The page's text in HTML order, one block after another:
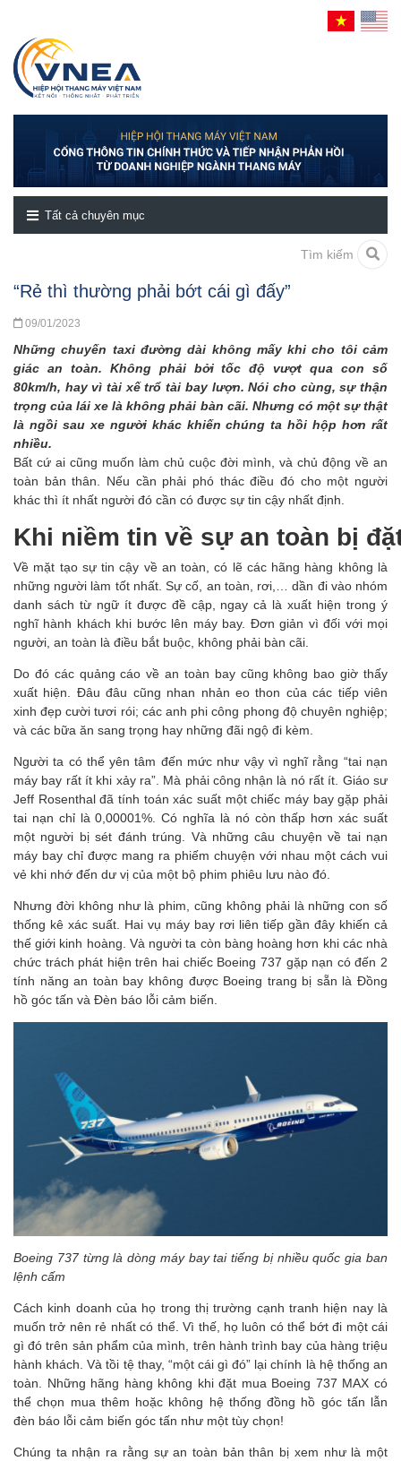
Tất cả chuyên mục
Tìm kiếm
“Rẻ thì thường phải bớt cái gì đấy”
09/01/2023
Những chuyến taxi đường dài không mấy khi cho tôi cảm
giác an toàn. Không phải bởi tốc độ vượt qua con số
80km/h, hay vì tài xế trổ tài bay lượn. Nói cho cùng, sự thận
trọng của lái xe là không phải bàn cãi. Nhưng có một sự thật
là ngồi sau xe người khác khiến chúng ta hồi hộp hơn rất
nhiều.
Bất cứ ai cũng muốn làm chủ cuộc đời mình, và chủ động về an
toàn bản thân. Nếu cần phải phó thác điều đó cho một người
khác thì ít nhất người đó cần có được sự tin cậy nhất định.
Khi niềm tin về sự an toàn bị
Về mặt tạo sự tin cậy về an toàn, có lẽ các hãng hàng không là
những người làm tốt nhất. Sự cố, an toàn, rơi,… dần đi vào nhóm
danh sách từ ngữ ít được đề cập, ngay cả là xuất hiện trong ý
nghĩ hành khách khi bước lên máy bay. Đơn giản vì đối với mọi
người, an toàn là điều bắt buộc, không phải bàn cãi.
Do đó các quảng cáo về an toàn bay cũng không bao giờ thấy
xuất hiện. Đâu đâu cũng nhan nhản eo thon của các tiếp viên
xinh đẹp cười tươi rói; các anh phi công phong độ chuyên nghiệp;
và các bữa ăn sang trọng hay những đãi ngộ đi kèm.
Người ta có thể yên tâm đến mức như vậy vì nghĩ rằng “tai nạn
máy bay rất ít khi xảy ra”. Mà phải công nhận là nó rất ít. Giáo sư
Jeff Rosenthal đã tính toán xác suất một chiếc máy bay gặp phải
tai nạn chỉ là 0,00001%. Có nghĩa là nó còn thấp hơn xác suất
một người bị sét đánh trúng. Và những câu chuyện về tai nạn
máy bay chỉ được mang ra phiếm chuyện với nhau một cách vui
vẻ khi nhớ đến dư vị của một bộ phim phiêu lưu nào đó.
Nhưng đời không như là phim, cũng không phải là những con số
thống kê xác suất. Hai vụ máy bay rơi liên tiếp gần đây khiến cả
thế giới kinh hoàng. Và người ta còn bàng hoàng hơn khi các nhà
chức trách phát hiện trên hai chiếc Boeing 737 gặp nạn có đến 2
tính năng an toàn bay không được Boeing trang bị sẵn là Đồng
hồ góc tấn và Đèn báo lỗi cảm biến.
Boeing 737 từng là dòng máy bay tai tiếng bị nhiều quốc gia ban
lệnh cấm
Cách kinh doanh của họ trong thị trường cạnh tranh hiện nay là
muốn trở nên rẻ nhất có thể. Vì thế, họ luôn có thể bớt đi một cái
gì đó trên sản phẩm của mình, trên hành trình bay của hàng triệu
hành khách. Và tồi tệ thay, “một cái gì đó” lại chính là hệ thống an
toàn. Những hãng hàng không khi đặt mua Boeing 737 MAX có
thể chọn mua thêm hoặc không hệ thống đồng hồ góc tấn lẫn
đèn báo lỗi cảm biến góc tấn như một tùy chọn!
Chúng ta nhận ra rằng sự an toàn bản thân bị xem như là một